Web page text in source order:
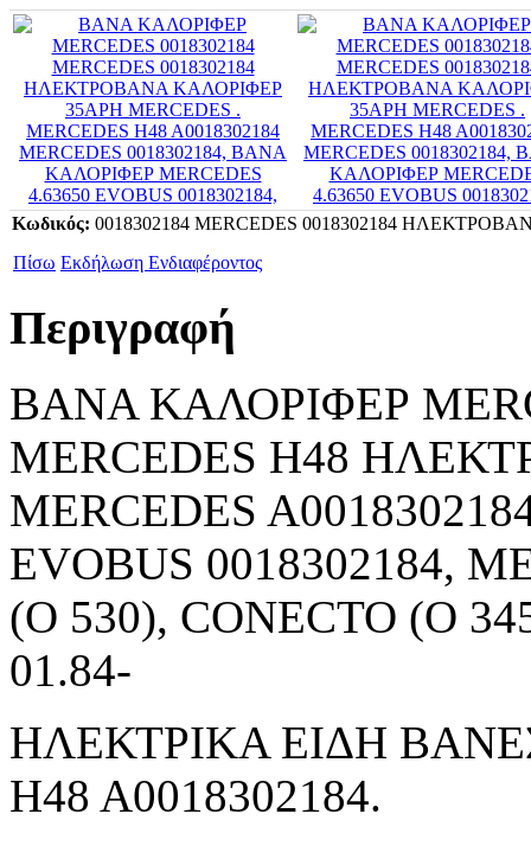
Κωδικός: 0018302184 MERCEDES 0018302184
Πίσω Εκδήλωση Ενδιαφέροντος
Περιγραφή
ΒΑΝΑ ΚΑΛΟΡΙΦΕΡ
MERCEDES H48
MERCEDES
EVOBUS 0018302184,
(O 530), CONECTO (O
01.84-
ΗΛΕΚΤΡΙΚΑ ΕΙΔΗ
H48 A0018302184.